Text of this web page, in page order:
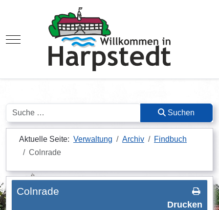
Mobile Menu Toggle
Suchen Suchen
Aktuelle Seite: Verwaltung Archiv
Findbuch
Colnrade
Drucken
Colnrade